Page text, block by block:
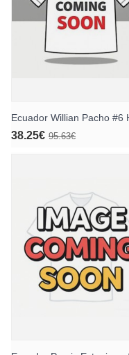
38.25€ 95.63€